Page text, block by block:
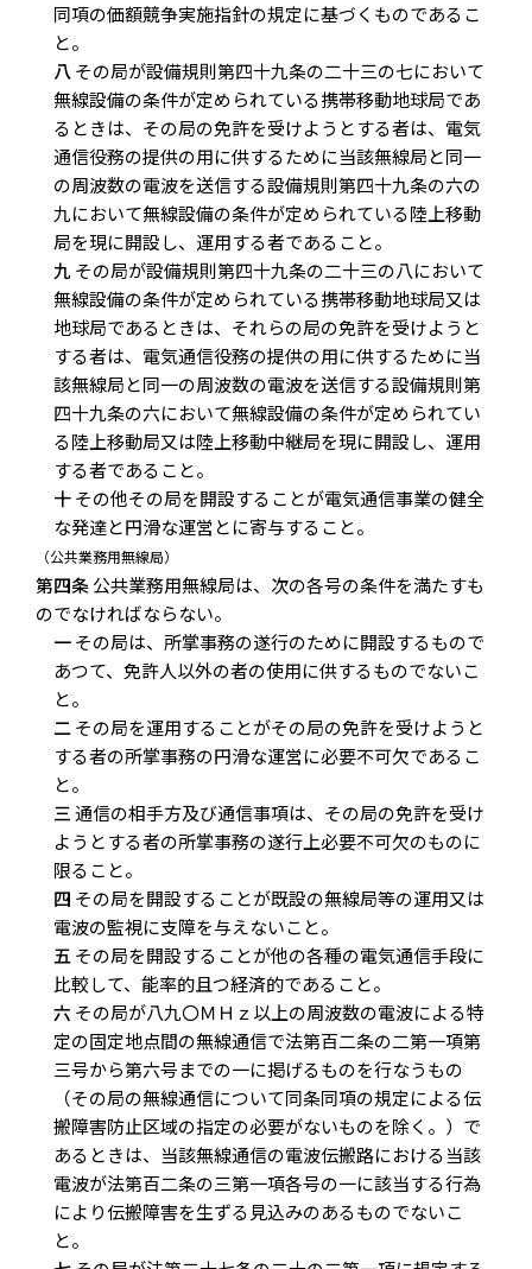
同項の価額競争実施指針の規定に基づくものであるこ
と。
八 その局が設備規則第四十九条の二十三の七において
無線設備の条件が定められている携帯移動地球局であ
るときは、その局の免許を受けようとする者は、電気
通信役務の提供の用に供するために当該無線局と同一
の周波数の電波を送信する設備規則第四十九条の六の
九において無線設備の条件が定められている陸上移動
局を現に開設し、運用する者であること。
九その局が設備規則第四十九条の二十三の八において
無線設備の条件が定められている携帯移動地球局又は
地球局であるときは、それらの局の免許を受けようと
する者は、電気通信役務の提供の用に供するために当
該無線局と同一の周波数の電波を送信する設備規則第
四十九条の六において無線設備の条件が定められてい
る陸上移動局又は陸上移動中継局を現に開設し、運用
する者であること。
十その他その局を開設することが電気通信事業の健全
な発達と円滑な運営とに寄与すること。
（公共業務用無線局）
第四条公共業務用無線局は、次の各号の条件を満たすも
のでなければならない。
一その局は、所掌事務の遂行のために開設するもので
あつて、免許人以外の者の使用に供するものでないこ
と。
二その局を運用することがその局の免許を受けようと
する者の所掌事務の円滑な運営に必要不可欠であるこ
と。
三通信の相手方及び通信事項は、その局の免許を受け
ようとする者の所掌事務の遂行上必要不可欠のものに
限ること。
四 その局を開設することが既設の無線局等の運用又は
電波の監視に支障を与えないこと。
五 その局を開設することが他の各種の電気通信手段に
比較して、能率的且つ経済的であること。
六 その局が八九〇ＭＨｚ以上の周波数の電波による特
定の固定地点間の無線通信で法第百二条の二第一項第
三号から第六号までの一に掲げるものを行なうもの
（その局の無線通信について同条同項の規定による伝
搬障害防止区域の指定の必要がないものを除く。）で
あるときは、当該無線通信の電波伝搬路における当該
電波が法第百二条の三第一項各号の一に該当する行為
により伝搬障害を生ずる見込みのあるものでないこ
と。